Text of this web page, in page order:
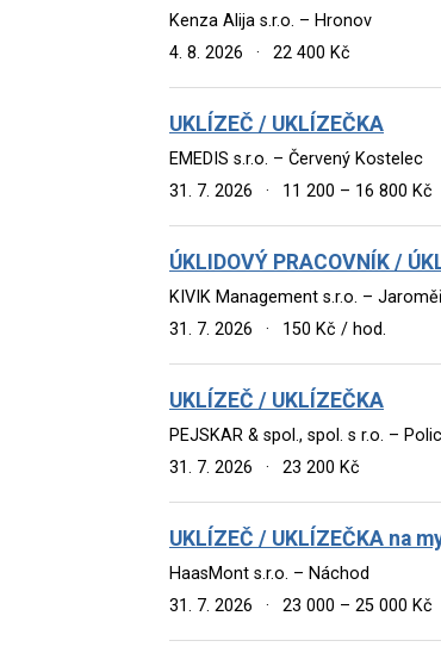
Kenza Alija s.r.o. – Hronov
4. 8. 2026
· 22 400 Kč
UKLÍZEČ / UKLÍZEČKA
EMEDIS s.r.o. – Červený Kostelec
31. 7. 2026
· 11 200 – 16 800 Kč
ÚKLIDOVÝ PRACOVNÍK /
KIVIK Management s.r.o. –
31. 7. 2026
· 150 Kč / hod.
UKLÍZEČ / UKLÍZEČKA
PEJSKAR & spol., spol. s r.o. –
31. 7. 2026
· 23 200 Kč
UKLÍZEČ / UKLÍZEČKA na
HaasMont s.r.o. – Náchod
31. 7. 2026
· 23 000 – 25 000 Kč